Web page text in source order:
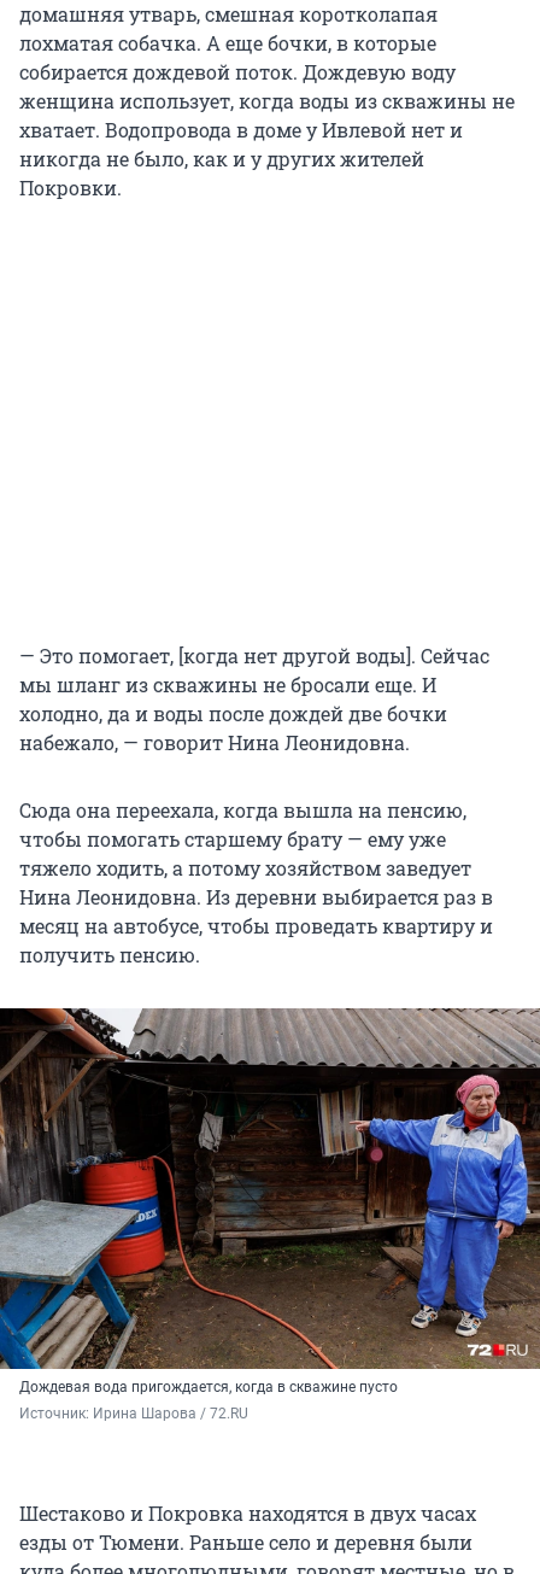
домашняя утварь, смешная коротколапая
лохматая собачка. А еще бочки, в которые
собирается дождевой поток. Дождевую воду
женщина использует, когда воды из скважины не
хватает. Водопровода в доме у Ивлевой нет и
никогда не было, как и у других жителей
Покровки.
— Это помогает, [когда нет другой воды]. Сейчас
мы шланг из скважины не бросали еще. И
холодно, да и воды после дождей две бочки
набежало, — говорит Нина Леонидовна.
Сюда она переехала, когда вышла на пенсию,
чтобы помогать старшему брату — ему уже
тяжело ходить, а потому хозяйством заведует
Нина Леонидовна. Из деревни выбирается раз в
месяц на автобусе, чтобы проведать квартиру и
получить пенсию.
Дождевая вода пригождается, когда в скважине пусто
Источник: Ирина Шарова / 72.RU
Шестаково и Покровка находятся в двух часах
езды от Тюмени. Раньше село и деревня были